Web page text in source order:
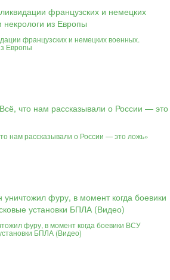
французских и немецких военных.
Европы
нам рассказывали о России — это ложь»
фуру, в момент когда боевики ВСУ
БПЛА (Видео)